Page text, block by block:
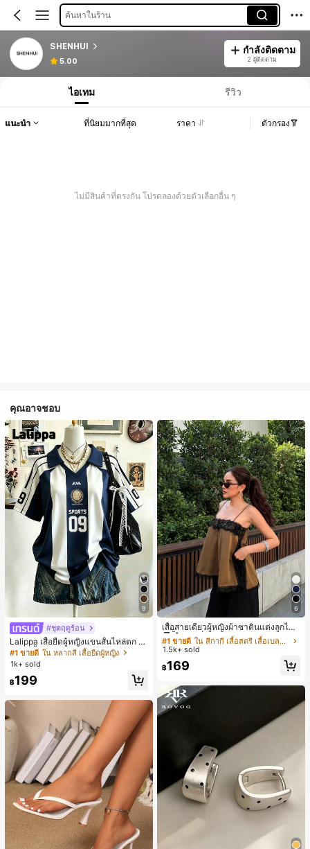
ค้นหาในร้าน
SHENHUI
5.00
กำลังติดตาม
2 ผู้ติดตาม
ไอเทม รีวิว
แนะนำ ที่นิยมมากที่สุด ราคา ตัวกรอง
ไม่มีสินค้าที่ตรงกัน โปรดลองด้วยตัวเลือกอื่น ๆ
คุณอาจชอบ
9
#ชุดฤดูร้อน
Lalippa เสื้อยืดผู้หญิงแขนสั้นไหล่ตก ค
อวีปกเสื้อ ลายพิมพ์ดิจิทัลลายทาง สไตล์
สปอร์ตแฟชั่นมินิมอล ของขวัญสำหรับเ
พื่อน
#1 ขายดี ใน หลากสี เสื้อยืดผู้หญิง
1k+ sold
฿199
6
เสื้อสายเดี่ยวผู้หญิงผ้าซาตินแต่งลูกไม้
- เสื้อสายเดี่ยวฤดูร้อนสีคากีมีรอยผ่าด้า
นข้างที่น่าดึงดูดแบบสบายๆ
#1 ขายดี
ใน สีกากี เสื้อสตรี เสื้อเบลาส์ & Tee
ลูกค้ากลับมาซื้อซ้ำ!
#1 ขายดี
ลูกค้ากลับมาซื้อซ้ำ!
#1 ขายดี
ลูกค้ากลับมาซื้อซ้ำ!
#1 ขายดี
ใน สีกากี เสื้อสตรี เสื้อเบลาส์ & Tee
1.5k+ sold
฿169